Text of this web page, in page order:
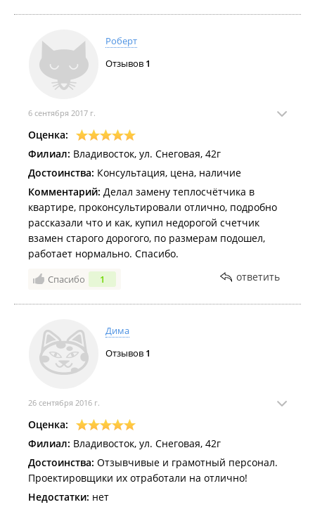
Роберт
Отзывов 1
6 сентября 2017 г.
Оценка:
Филиал: Владивосток, ул. Снеговая, 42г
Достоинства: Консультация, цена, наличие
Комментарий: Делал замену теплосчётчика в
квартире, проконсультировали отлично, подробно
рассказали что и как, купил недорогой счетчик
взамен старого дорогого, по размерам подошел,
работает нормально. Спасибо.
Спасибо 1 ответить
Дима
Отзывов 1
26 сентября 2016 г.
Оценка:
Филиал: Владивосток, ул. Снеговая, 42г
Достоинства: Отзывчивые и грамотный персонал.
Проектировщики их отработали на отлично!
Недостатки: нет